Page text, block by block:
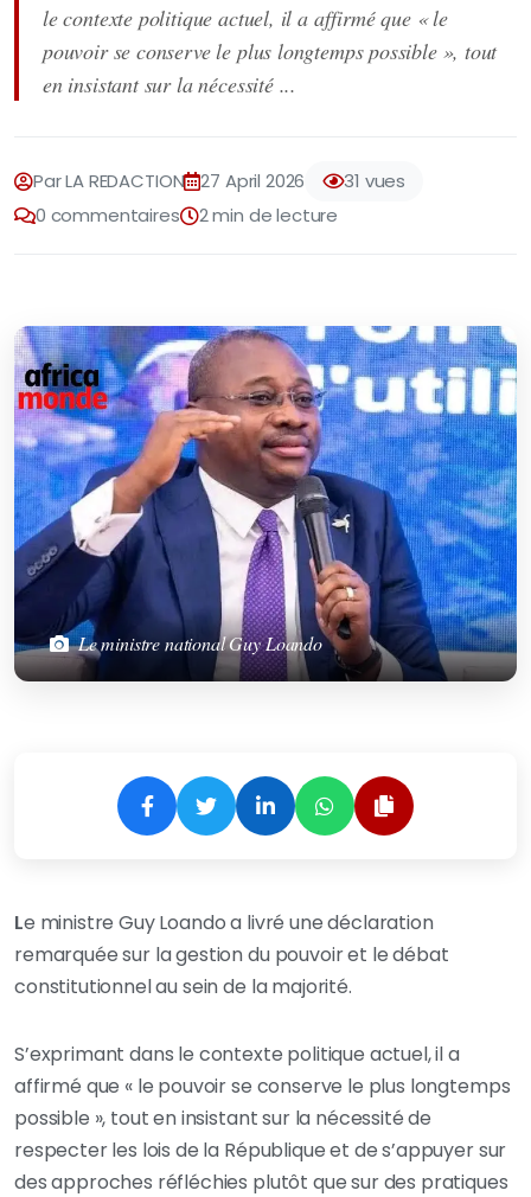
le contexte politique actuel, il a affirmé que « le
pouvoir se conserve le plus longtemps possible », tout
en insistant sur la nécessité ...
Par LA REDACTION 27 April 2026
31 vues
0 commentaires
2 min de lecture
Le ministre national Guy Loando
Le ministre Guy Loando a livré une déclaration
remarquée sur la gestion du pouvoir et le débat
constitutionnel au sein de la majorité.
S’exprimant dans le contexte politique actuel, il a
affirmé que « le pouvoir se conserve le plus longtemps
possible », tout en insistant sur la nécessité de
respecter les lois de la République et de s’appuyer sur
des approches réfléchies plutôt que sur des pratiques